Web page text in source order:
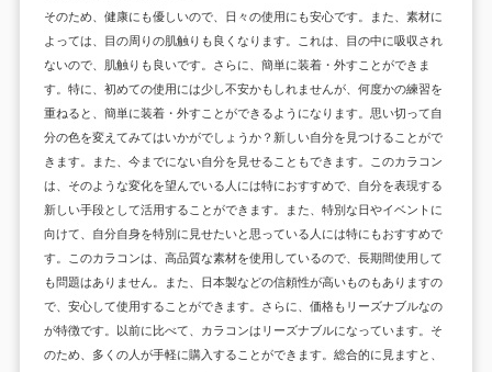
そのため、健康にも優しいので、日々の使用にも安心です。また、素材に
よっては、目の周りの肌触りも良くなります。これは、目の中に吸収され
ないので、肌触りも良いです。さらに、簡単に装着・外すことができま
す。特に、初めての使用には少し不安かもしれませんが、何度かの練習を
重ねると、簡単に装着・外すことができるようになります。思い切って自
分の色を変えてみてはいかがでしょうか？新しい自分を見つけることがで
きます。また、今までにない自分を見せることもできます。このカラコン
は、そのような変化を望んでいる人には特におすすめで、自分を表現する
新しい手段として活用することができます。また、特別な日やイベントに
向けて、自分自身を特別に見せたいと思っている人には特にもおすすめで
す。このカラコンは、高品質な素材を使用しているので、長期間使用して
も問題はありません。また、日本製などの信頼性が高いものもありますの
で、安心して使用することができます。さらに、価格もリーズナブルなの
が特徴です。以前に比べて、カラコンはリーズナブルになっています。そ
のため、多くの人が手軽に購入することができます。総合的に見ますと、